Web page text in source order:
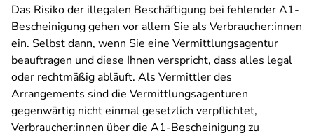
Das Risiko der illegalen Beschäftigung bei fehlender A1-
Bescheinigung gehen vor allem Sie als Verbraucher:innen
ein. Selbst dann, wenn Sie eine Vermittlungsagentur
beauftragen und diese Ihnen verspricht, dass alles legal
oder rechtmäßig abläuft. Als Vermittler des
Arrangements sind die Vermittlungsagenturen
gegenwärtig nicht einmal gesetzlich verpflichtet,
Verbraucher:innen über die A1-Bescheinigung zu